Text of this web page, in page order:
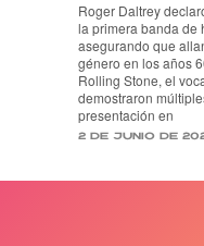
Roger Daltrey
la primera banda de
asegurando que
género en los años
Rolling Stone, el
demostraron
presentación en
2 de junio de